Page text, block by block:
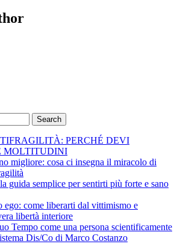
Search
PERCHÉ DEVI
MOLTITUDINI
migliore: cosa ci insegna il miracolo di
guida semplice per sentirti più forte e sano
ego: come liberarti dal vittimismo e
libertà interiore
Tempo come una persona scientificamente
Dis/Co di Marco Costanzo